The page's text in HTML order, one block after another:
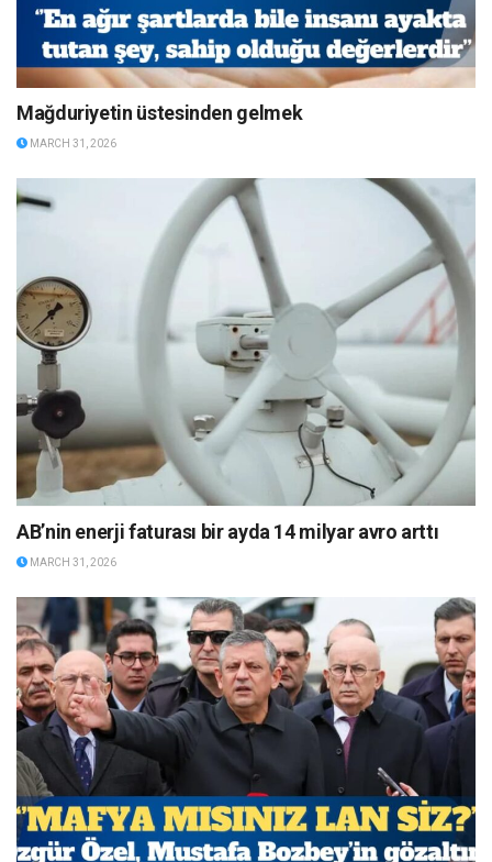
Mağduriyetin üstesinden gelmek
MARCH 31, 2026
AB’nin enerji faturası bir ayda 14 milyar avro arttı
MARCH 31, 2026